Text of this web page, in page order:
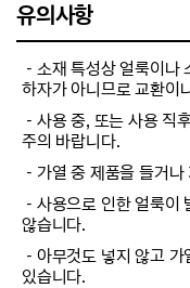
유의사항
－소재 특성상 얼룩이
하자가 아니므로 교환이
－사용 중, 또는 사용 직
주의 바랍니다.
－가열 중 제품을 들거
－사용으로 인한 얼룩이
않습니다.
－아무것도 넣지 않고
있습니다.